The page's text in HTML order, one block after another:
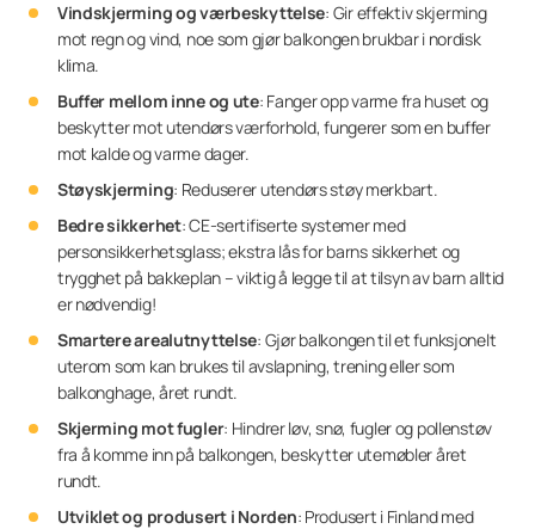
Vindskjerming og værbeskyttelse: Gir effektiv skjerming
mot regn og vind, noe som gjør balkongen brukbar i nordisk
klima.
Buffer mellom inne og ute: Fanger opp varme fra huset og
beskytter mot utendørs værforhold, fungerer som en buffer
mot kalde og varme dager.
Støyskjerming: Reduserer utendørs støy merkbart.
Bedre sikkerhet: CE-sertifiserte systemer med
personsikkerhetsglass; ekstra lås for barns sikkerhet og
trygghet på bakkeplan – viktig å legge til at tilsyn av barn alltid
er nødvendig!
Smartere arealutnyttelse: Gjør balkongen til et funksjonelt
uterom som kan brukes til avslapning, trening eller som
balkonghage, året rundt.
Skjerming mot fugler: Hindrer løv, snø, fugler og pollenstøv
fra å komme inn på balkongen, beskytter utemøbler året
rundt.
Utviklet og produsert i Norden: Produsert i Finland med